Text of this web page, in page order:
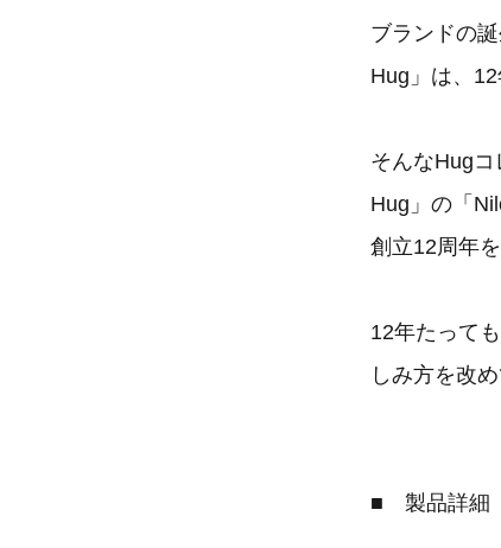
ブランドの
Hug」は、
そんなHug
Hug」の「
創立12周年
12年たって
しみ方を改
■ 製品詳細